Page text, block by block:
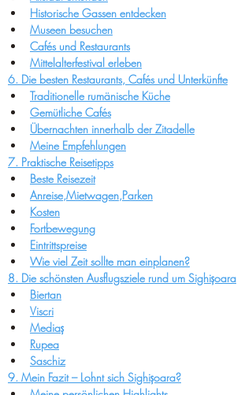
Historische Gassen entdecken
Museen besuchen
Cafés und Restaurants
Mittelalterfestival erleben
6. Die besten Restaurants, Cafés und Unterkünfte
Traditionelle rumänische Küche
Gemütliche Cafés
Übernachten innerhalb der Zitadelle
Meine Empfehlungen
7. Praktische Reisetipps
Beste Reisezeit
Anreise,Mietwagen,Parken
Kosten
Fortbewegung
Eintrittspreise
Wie viel Zeit sollte man einplanen?
8. Die schönsten Ausflugsziele rund um Sighișoara
Biertan
Viscri
Mediaș
Rupea
Saschiz
9. Mein Fazit – Lohnt sich Sighișoara?